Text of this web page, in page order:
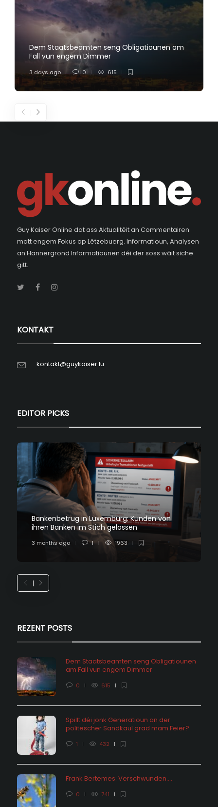
Dem Staatsbeamten seng Obligatiounen am
Fall vun engem Dimmer
3 days ago 0 615
Guy Kaiser Online dat ass Aktualitéit an Commentairen
matt engem Fokus op Lëtzebuerg. Informatioun, Analysen
an Hannergrond Informatiounen déi der soss wäit siche
gitt.
KONTAKT
kontakt@guykaiser.lu
EDITOR PICKS
Bankenbetrug in Luxemburg: Kunden von
ihren Banken im Stich gelassen
3 months ago 1 1963
REZENT POSTS
Dem Staatsbeamten seng Obligatiounen
am Fall vun engem Dimmer
0 615
Spillt déi jonk Generatioun an der
politescher Sandkaul grad mam Feier?
1 432
Frank Bertemes: Verschwunden….
0 741